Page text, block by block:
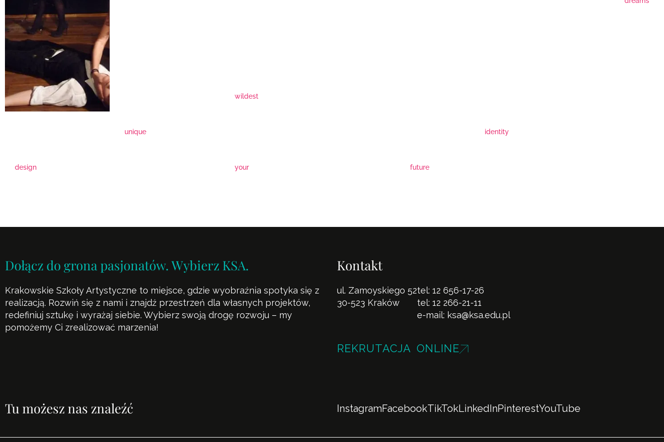
wildest
unique identity
design your future
Dołącz do grona pasjonatów. Wybierz KSA.
Krakowskie Szkoły Artystyczne to miejsce, gdzie wyobraźnia spotyka się z
realizacją. Rozwiń się z nami i znajdź przestrzeń dla własnych projektów,
redefiniuj sztukę i wyrażaj siebie. Wybierz swoją drogę rozwoju – my
pomożemy Ci zrealizować marzenia!
Kontakt
ul. Zamoyskiego 52
30-523 Kraków
tel: 12 656-17-26
tel: 12 266-21-11
e-mail: ksa@ksa.edu.pl
REKRUTACJA ONLINE
Tu możesz nas znaleźć InstagramFacebookTikTokLinkedInPinterestYouTube